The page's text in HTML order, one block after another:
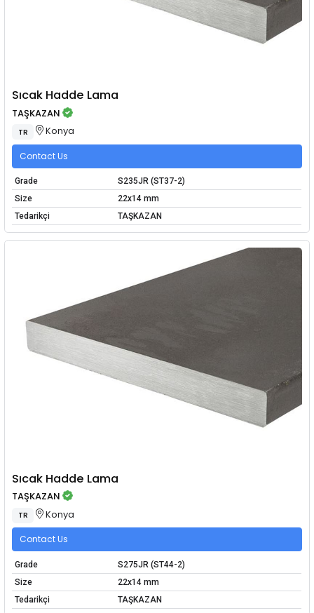
Sıcak Hadde Lama
TAŞKAZAN
TR Konya
Contact Us
Grade
S235JR (ST37-2)
Size
22x14 mm
Tedarikçi
TAŞKAZAN
Sıcak Hadde Lama
TAŞKAZAN
TR Konya
Contact Us
Grade
S275JR (ST44-2)
Size
22x14 mm
Tedarikçi
TAŞKAZAN